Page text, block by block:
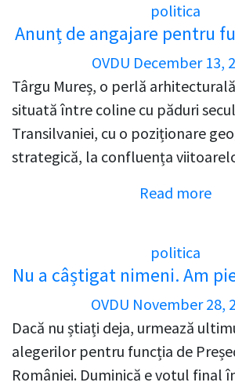
politica
Anunț de angajare pentru
OVDU December 13,
Târgu Mureș, o perlă
situată între coline cu păduri
Transilvaniei, cu o poziționare
strategică, la confluența
Read more
politica
Nu a câștigat nimeni. Am
OVDU November 28,
Dacă nu știați deja, urmează
alegerilor pentru funcția de
României. Duminică e votul final